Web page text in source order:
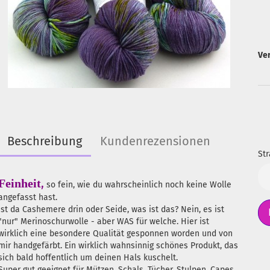
Beschreibung Kundenrezensionen
, so fein, wie du wahrscheinlich noch keine Wolle
hast.
da Cashemere drin oder Seide, was ist das? Nein, es ist
Merinoschurwolle - aber WAS für welche. Hier ist
eine besondere Qualität gesponnen worden und von
handgefärbt. Ein wirklich wahnsinnig schönes Produkt, das
bald hoffentlich um deinen Hals kuschelt.